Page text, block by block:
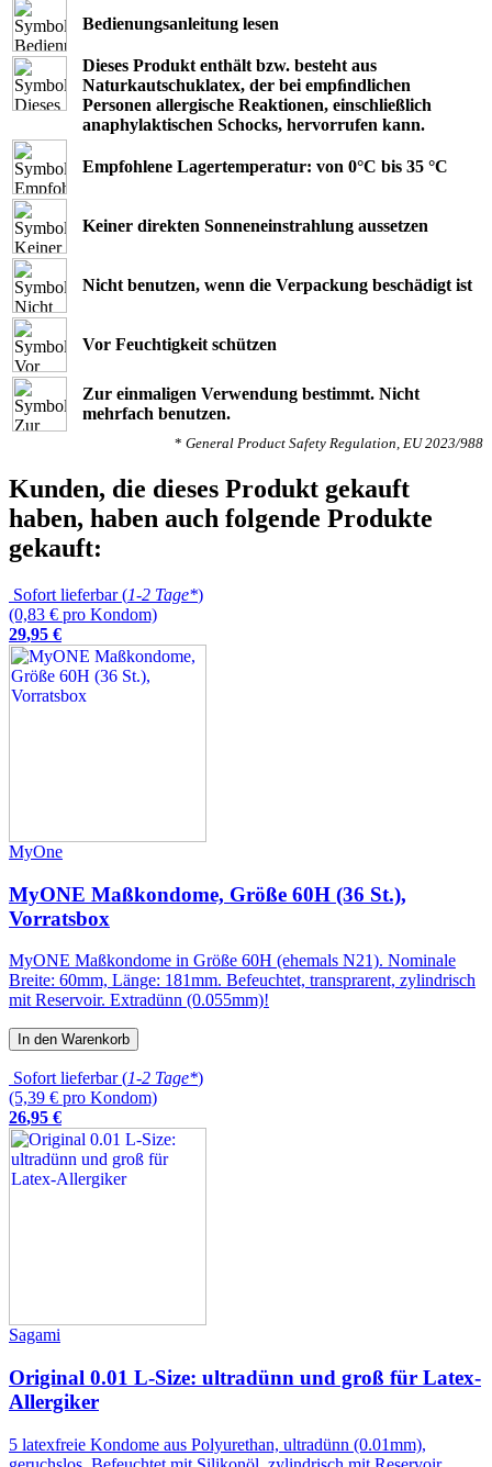
Bedienungsanleitung lesen
Dieses Produkt enthält bzw. besteht aus
Naturkautschuklatex, der bei empﬁndlichen
Personen allergische Reaktionen, einschließlich
anaphylaktischen Schocks, hervorrufen kann.
Empfohlene Lagertemperatur: von 0°C bis 35 °C
Keiner direkten Sonneneinstrahlung aussetzen
Nicht benutzen, wenn die Verpackung beschädigt ist
Vor Feuchtigkeit schützen
Zur einmaligen Verwendung bestimmt. Nicht
mehrfach benutzen.
* General Product Safety Regulation, EU 2023/988
Kunden, die dieses Produkt gekauft
haben, haben auch folgende Produkte
gekauft:
Sofort lieferbar (1-2 Tage*)
(0,83 € pro Kondom)
29,95 €
MyOne
MyONE Maßkondome, Größe 60H (36 St.),
Vorratsbox
MyONE Maßkondome in Größe 60H (ehemals N21). Nominale
Breite: 60mm, Länge: 181mm. Befeuchtet, transprarent, zylindrisch
mit Reservoir. Extradünn (0.055mm)!
In den Warenkorb
Sofort lieferbar (1-2 Tage*)
(5,39 € pro Kondom)
26,95 €
Sagami
Original 0.01 L-Size: ultradünn und groß für Latex-
Allergiker
5 latexfreie Kondome aus Polyurethan, ultradünn (0.01mm),